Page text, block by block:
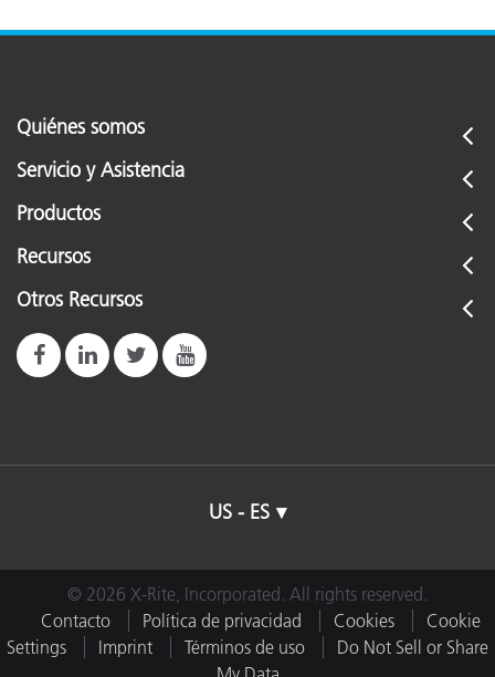
Quiénes somos
Servicio y Asistencia
Productos
Recursos
Otros Recursos
US - ES
© 2026 X-Rite, Incorporated. All rights reserved.
Contacto
Política de privacidad Cookies
Cookie
Settings
Imprint Términos de uso
Do Not Sell or Share